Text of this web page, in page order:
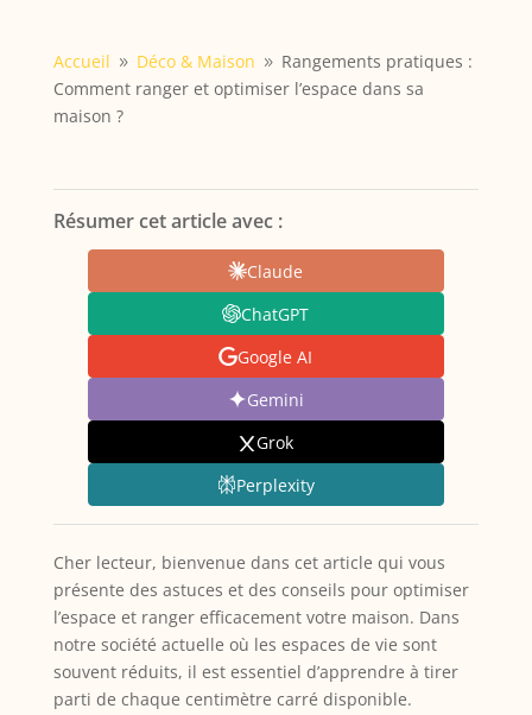
Accueil 9 Déco & Maison 9 Rangements pratiques :
Comment ranger et optimiser l’espace dans sa
maison ?
Résumer cet article avec :
Claude
ChatGPT
Google AI
Gemini
Grok
Perplexity
Cher lecteur, bienvenue dans cet article qui vous
présente des astuces et des conseils pour optimiser
l’espace et ranger efficacement votre maison. Dans
notre société actuelle où les espaces de vie sont
souvent réduits, il est essentiel d’apprendre à tirer
parti de chaque centimètre carré disponible.